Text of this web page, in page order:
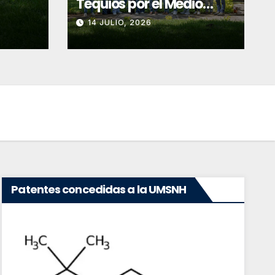
prestación de
especializados
1 JULIO, 2026
Tequios por el Medio
Ambiente
14 JULIO, 2026
Patentes concedidas a la UMSNH